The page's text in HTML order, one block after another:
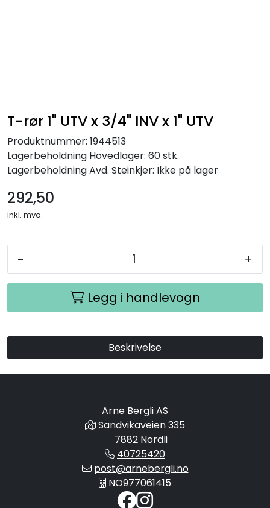
T-rør 1" UTV x 3/4" INV x 1" UTV
Produktnummer: 1944513
Lagerbeholdning Hovedlager: 60 stk.
LagerbeholdningAvd. Steinkjer: Ikke på lager
292,50
inkl. mva.
- +
Legg i handlevogn
Beskrivelse
Arne Bergli AS
Sandvikaveien 335
7882 Nordli
40725420
post@arnebergli.no
NO977061415
Kontakt Oss
Søk om proffkundekonto
Outlet
Be om tilbud